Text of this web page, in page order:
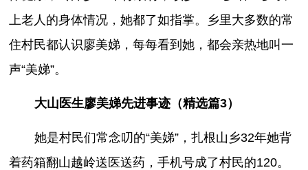
上老人的身体情况，她都了如指掌。乡里大多数的常
住村民都认识廖美娣，每每看到她，都会亲热地叫一
声“美娣”。
大山医生廖美娣先进事迹（精选篇3）
她是村民们常念叨的“美娣”，扎根山乡32年她背
着药箱翻山越岭送医送药，手机号成了村民的120。